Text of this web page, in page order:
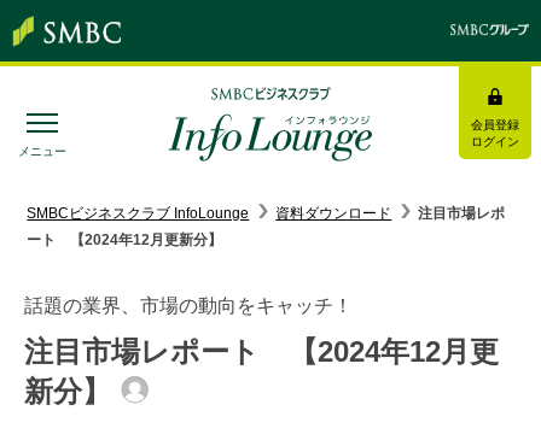
メニュー
会員登録
ログイン
みんなの研修
トピックス＆インフォメーション
SMBCビジネスクラブ InfoLounge 資料ダウンロード
注目市場レポ
ート 【2024年12月更新分】
話題の業界、市場の動向をキャッチ！
注目市場レポート 【2024年12月更
新分】